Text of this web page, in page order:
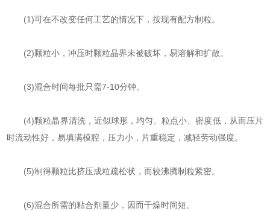
(1)可在不改变任何工艺的情况下，按现有配方制粒。
(2)颗粒小，冲压时颗粒晶界未被破坏，易溶解和扩散。
(3)混合时间每批只需7-10分钟。
(4)颗粒晶界清洗，近似球形，均匀、粒点小、密度低，从而压片
时流动性好，易填满模腔，压力小，片重稳定，减轻劳动强度。
(5)制得颗粒比挤压成粒疏松状，而较沸腾制粒紧密。
(6)混合所需的粘合剂量少，因而干燥时间短。